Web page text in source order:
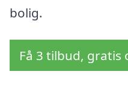
bolig.
Få 3 tilbud,